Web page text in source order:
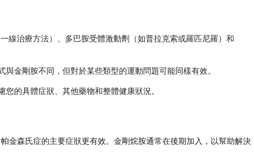
線治療方法）、多巴胺受體激動劑（如普拉克索或羅匹尼羅）和
金剛胺不同，但對於某些類型的運動問題可能同樣有效。
的具體症狀、其他藥物和整體健康狀況。
金森氏症的主要症狀更有效。金剛烷胺通常在後期加入，以幫助解決